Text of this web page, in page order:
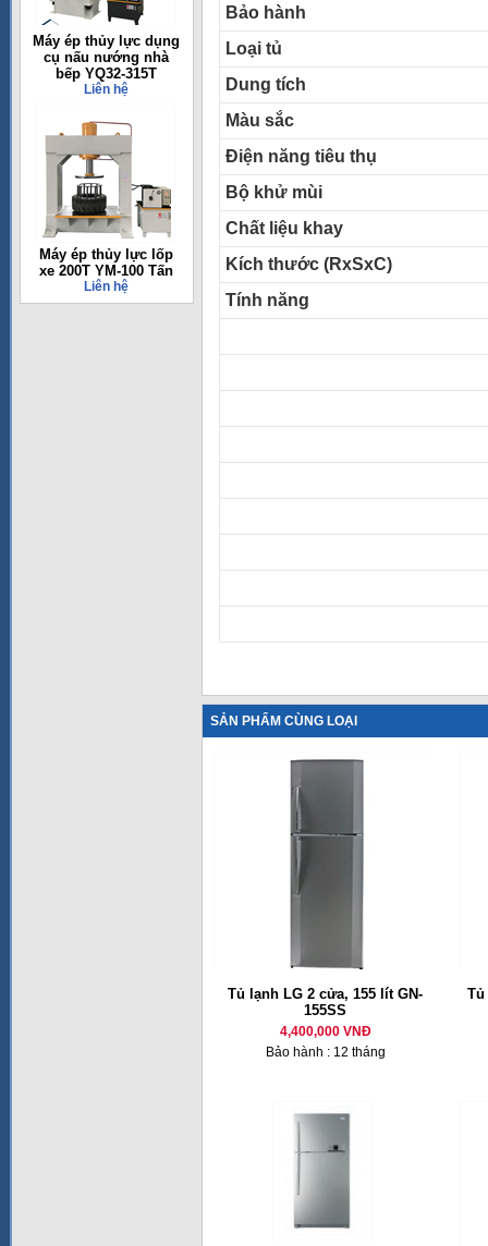
Máy ép thủy lực dụng
cụ nấu nướng nhà
bếp YQ32-315T
Liên hệ
Máy ép thủy lực lốp
xe 200T YM-100 Tấn
Liên hệ
Bảo hành
Loại tủ
Dung tích
Màu sắc
Điện năng tiêu thụ
Bộ khử mùi
Chất liệu khay
Kích thước (RxSxC)
Tính năng
SẢN PHẨM CÙNG LOẠI
Tủ lạnh LG 2 cửa, 155 lít GN-
155SS
4,400,000 VNĐ
Bảo hành : 12 tháng
Tủ